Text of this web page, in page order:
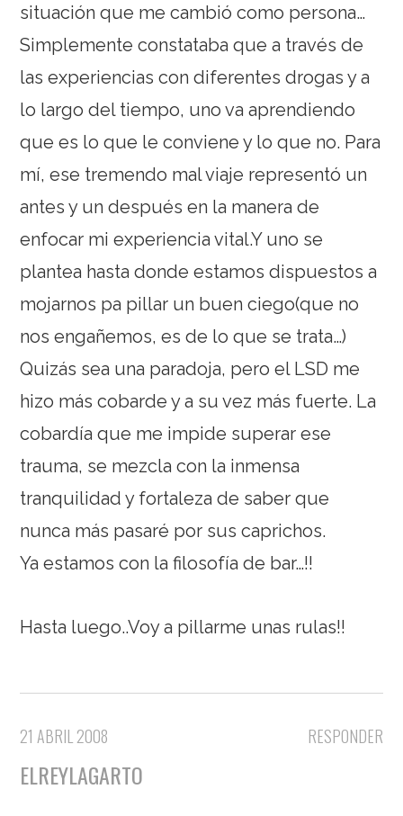
situación que me cambió como persona…
Simplemente constataba que a través de
las experiencias con diferentes drogas y a
lo largo del tiempo, uno va aprendiendo
que es lo que le conviene y lo que no. Para
mí, ese tremendo mal viaje representó un
antes y un después en la manera de
enfocar mi experiencia vital.Y uno se
plantea hasta donde estamos dispuestos a
mojarnos pa pillar un buen ciego(que no
nos engañemos, es de lo que se trata…)
Quizás sea una paradoja, pero el LSD me
hizo más cobarde y a su vez más fuerte. La
cobardía que me impide superar ese
trauma, se mezcla con la inmensa
tranquilidad y fortaleza de saber que
nunca más pasaré por sus caprichos.
Ya estamos con la filosofía de bar…!!
Hasta luego..Voy a pillarme unas rulas!!
RESPONDER
21 ABRIL 2008
ELREYLAGARTO